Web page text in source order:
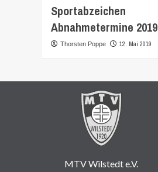
Sportabzeichen
Abnahmetermine 2019
Thorsten Poppe 12. Mai 2019
MTV Wilstedt e.V.